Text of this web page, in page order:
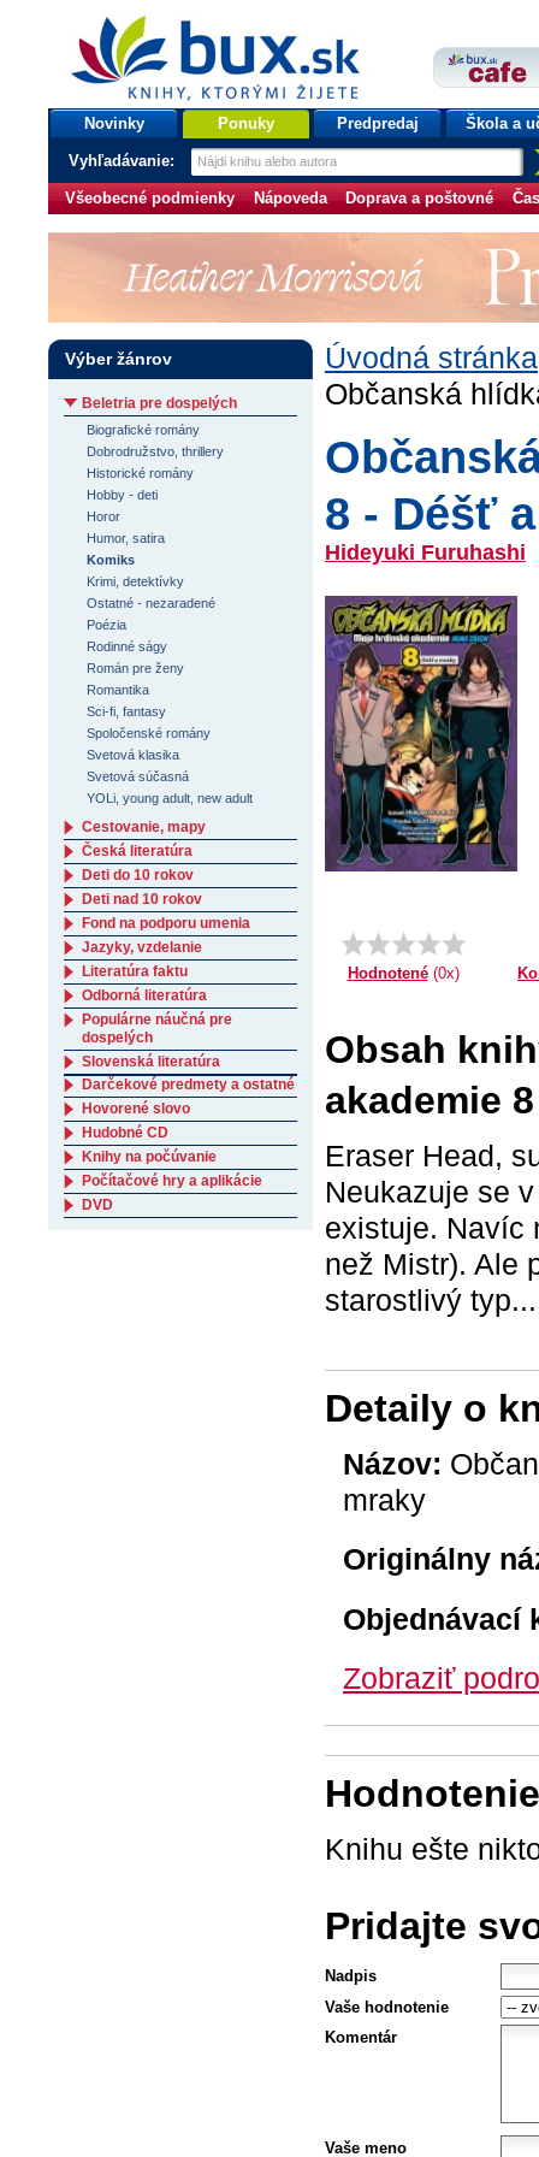
bux.sk
knihy, ktorými žijete
Úvodná stránka
Novinky Ponuky Predpredaj Škola a
Vyhľadávanie:
Všeobecné podmienky Nápoveda Doprava a poštovné
Úvodná stránka
Občanská
8 - Déšť
Hideyuki Furuhashi
Hodnotené(0x)
Obsah
akademie
Eraser Head,
Neukazuje se
existuje. Navíc
než Mistr). Ale
starostlivý typ...
Detaily o
Názov:
mraky
Originálny
Objednávací
Zobraziť
Knihu ešte
Pridajte
Nadpis
Vaše hodnotenie
Komentár
Vaše meno
Výber žánrov
Beletria pre dospelých
Biografické romány
Dobrodružstvo, thrillery
Historické romány
Hobby - deti
Horor
Humor, satira
Komiks
Krimi, detektívky
Ostatné - nezaradené
Poézia
Rodinné ságy
Román pre ženy
Romantika
Sci-fi, fantasy
Spoločenské romány
Svetová klasika
Svetová súčasná
YOLi, young adult, new adult
Cestovanie, mapy
Česká literatúra
Deti do 10 rokov
Deti nad 10 rokov
Fond na podporu umenia
Jazyky, vzdelanie
Literatúra faktu
Odborná literatúra
Populárne náučná pre
dospelých
Slovenská literatúra
Darčekové predmety a ostatné
Hovorené slovo
Hudobné CD
Knihy na počúvanie
Počítačové hry a aplikácie
DVD